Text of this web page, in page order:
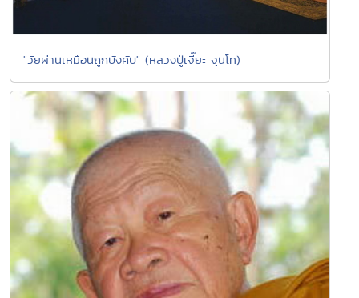
"วัยผ่านเหมือนถูกบังคับ" (หลวงปู่เจี๊ยะ จุนโท)